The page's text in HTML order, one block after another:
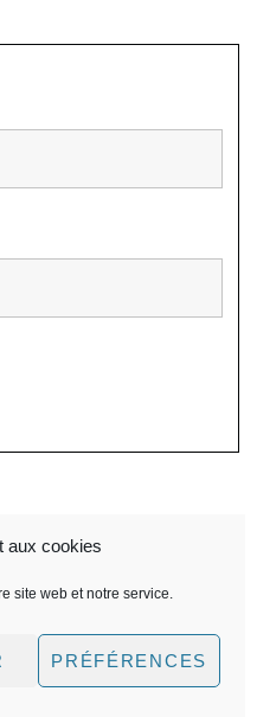
aux cookies
site web et notre service.
PRÉFÉRENCES